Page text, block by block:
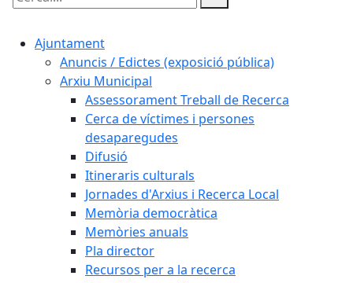
Cercar:
Ajuntament
Anuncis / Edictes (exposició pública)
Arxiu Municipal
Assessorament Treball de Recerca
Cerca de víctimes i persones
desaparegudes
Difusió
Itineraris culturals
Jornades d'Arxius i Recerca Local
Memòria democràtica
Memòries anuals
Pla director
Recursos per a la recerca